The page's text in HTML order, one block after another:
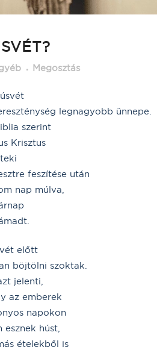
Megosztás
legnagyobb ünnepe.
szerint
Krisztus
feszítése után
nap múlva,
előtt
böjtölni szoktak.
jelenti,
az emberek
napokon
esznek húst,
ételekből is